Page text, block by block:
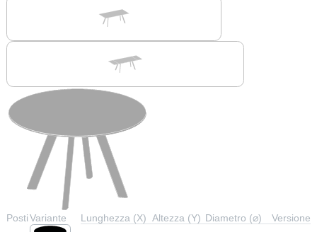
PostiVariante Lunghezza (X) Altezza (Y) Diametro (⌀) Versione